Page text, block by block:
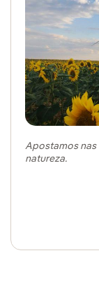
Apostamos nas
natureza.